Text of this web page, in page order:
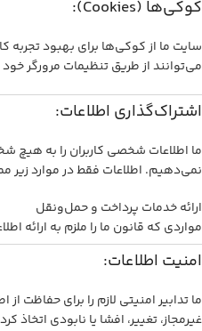
کوکی‌ها (Cookies):
سایت ما از کوکی‌ها برای بهبود تجربه
می‌توانند از طریق تنظیمات مرورگر
اشتراک‌گذاری اطلاعات:
ما اطلاعات شخصی کاربران را به هیچ
نمی‌دهیم. اطلاعات فقط در موارد
ارائه خدمات پرداخت و حمل‌ونقل
مواردی که قانون ما را ملزم به ارائه
امنیت اطلاعات:
ما تدابیر امنیتی لازم را برای حفاظت از
غیرمجاز، تغییر، افشا یا نابودی اتخاذ